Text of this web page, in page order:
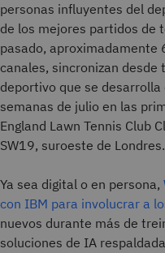
personas influyentes del
de los mejores partidos de
pasado, aproximadamente
canales, sincronizan
deportivo que se
semanas de julio en las
England Lawn Tennis Club
SW19, suroeste de Londres.
Ya sea digital o en persona,
con IBM para involucrar a
nuevos durante más de
soluciones de IA